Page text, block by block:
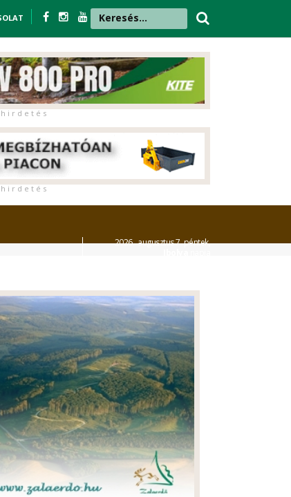
h i r d e t é s
h i r d e t é s
2026. augusztus 7. péntek,